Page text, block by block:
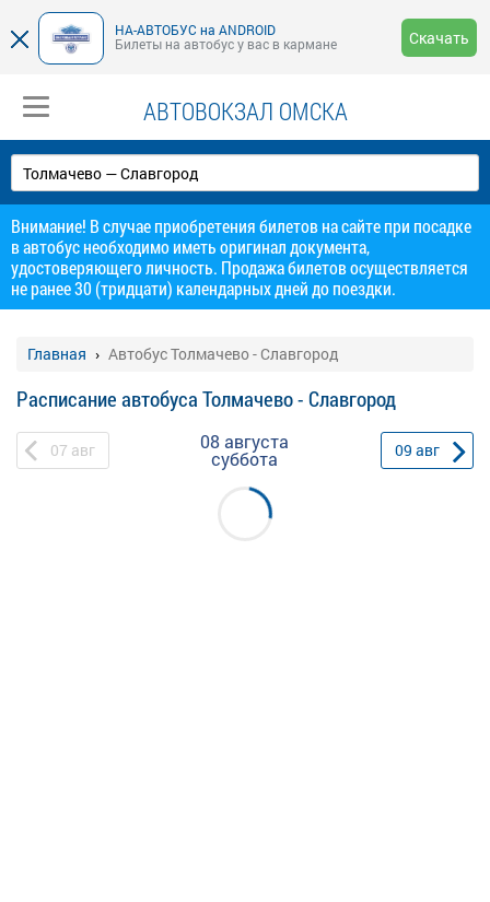
НА-АВТОБУС на ANDROID
Билеты на автобус у вас в кармане
Скачать
АВТОВОКЗАЛ ОМСКА
Внимание! В случае приобретения билетов на сайте при посадке
в автобус необходимо иметь оригинал документа,
удостоверяющего личность. Продажа билетов осуществляется
не ранее 30 (тридцати) календарных дней до поездки.
Главная Автобус Толмачево - Славгород
Расписание автобуса Толмачево - Славгород
07 авг 08 августа
суббота 09 авг